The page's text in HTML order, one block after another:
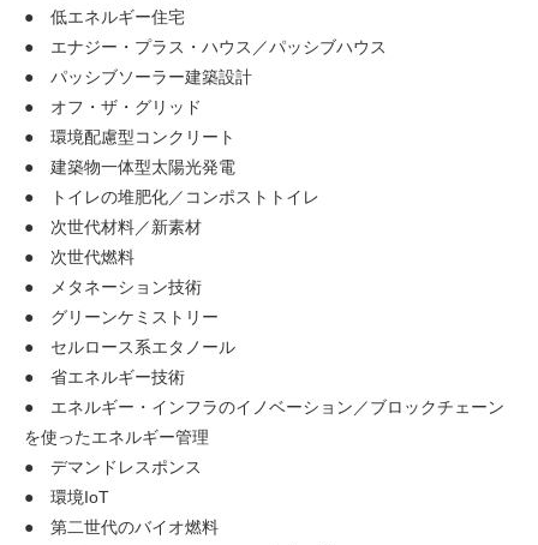
● 低エネルギー住宅
● エナジー・プラス・ハウス／パッシブハウス
● パッシブソーラー建築設計
● オフ・ザ・グリッド
● 環境配慮型コンクリート
● 建築物一体型太陽光発電
● トイレの堆肥化／コンポストトイレ
● 次世代材料／新素材
● 次世代燃料
● メタネーション技術
● グリーンケミストリー
● セルロース系エタノール
● 省エネルギー技術
● エネルギー・インフラのイノベーション／ブロックチェーン
を使ったエネルギー管理
● デマンドレスポンス
● 環境IoT
● 第二世代のバイオ燃料